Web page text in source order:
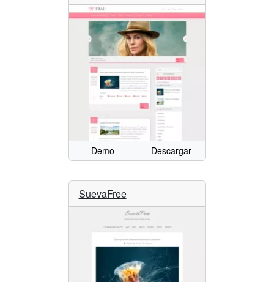
Demo Descargar
SuevaFree